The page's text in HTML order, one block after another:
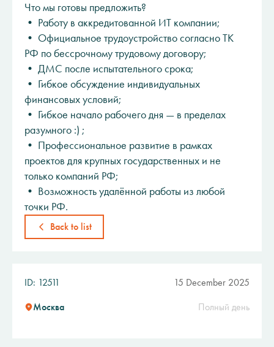
Что мы готовы предложить?
• Работу в аккредитованной ИТ компании;
• Официальное трудоустройство согласно ТК
РФ по бессрочному трудовому договору;
• ДМС после испытательного срока;
• Гибкое обсуждение индивидуальных
финансовых условий;
• Гибкое начало рабочего дня — в пределах
разумного :) ;
• Профессиональное развитие в рамках
проектов для крупных государственных и не
только компаний РФ;
• Возможность удалённой работы из любой
точки РФ.
Back to list
ID: 12511 15 December 2025
Москва Полный день